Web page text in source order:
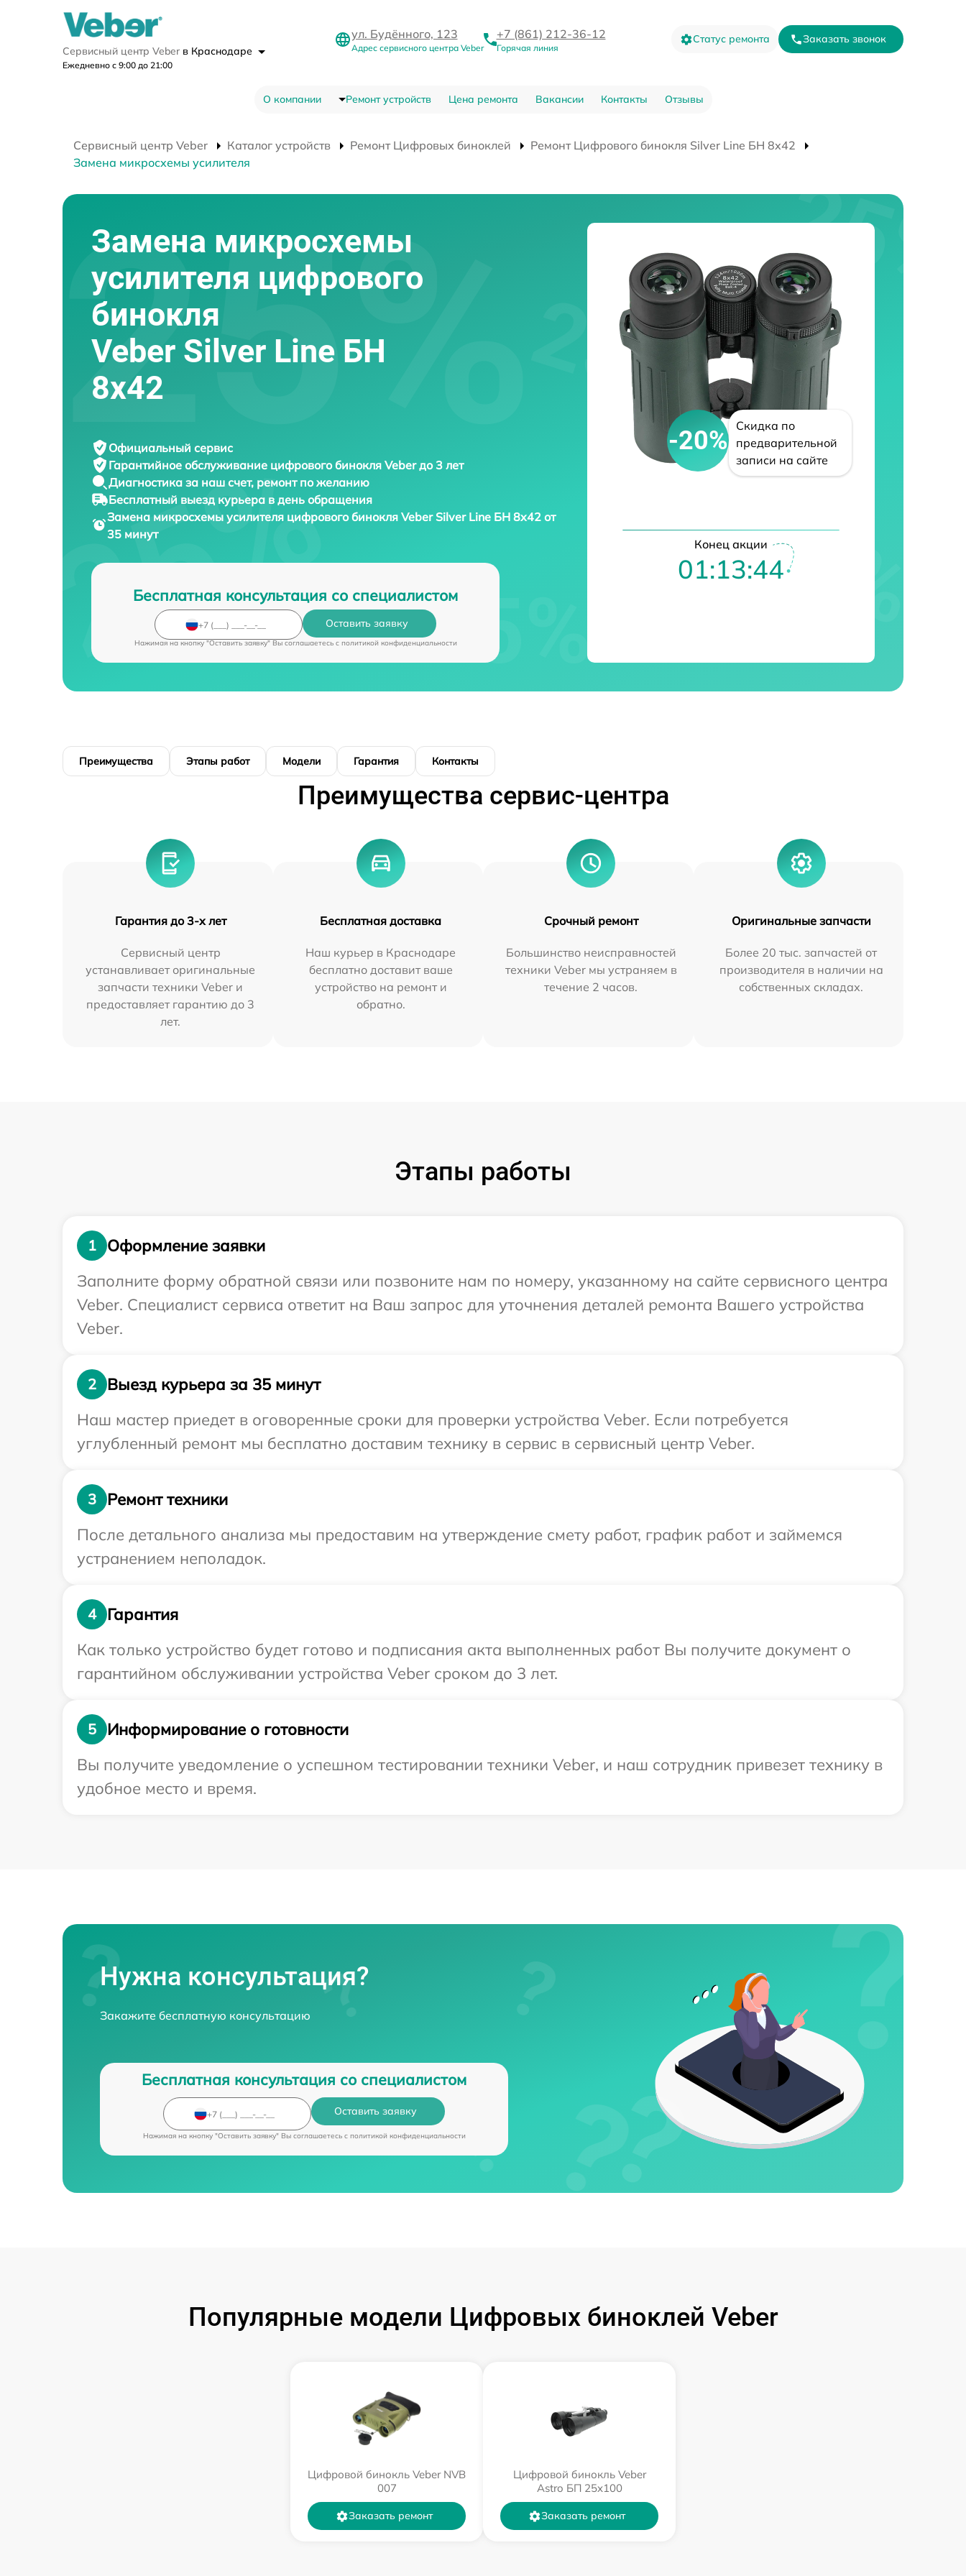
Сервисный центр Veber в Краснодаре
Ежедневно с 9:00 до 21:00
ул. Будённого, 123
Адрес сервисного центра Veber
+7 (861) 212-36-12
Горячая линия
Статус ремонта Заказать звонок
О компании Ремонт устройств Цена ремонта Вакансии Контакты Отзывы
Сервисный центр Veber Каталог устройств Ремонт Цифровых биноклей
Ремонт Цифрового бинокля Silver Line БН 8x42
Замена микросхемы усилителя
Замена микросхемы
усилителя цифрового
бинокля
Veber Silver Line БН
8x42
Официальный сервис
Гарантийное обслуживание цифрового бинокля Veber до 3 лет
Диагностика за наш счет, ремонт по желанию
Бесплатный выезд курьера в день обращения
Замена микросхемы усилителя цифрового бинокля Veber Silver Line БН 8x42 от
35 минут
Бесплатная консультация со специалистом
Оставить заявку
Нажимая на кнопку "Оставить заявку" Вы соглашаетесь c политикой конфиденциальности
-20%
Скидка по
предварительной
записи на сайте
Конец акции
01:13:42
Преимущества Этапы работ Модели Гарантия Контакты
Преимущества сервис-центра
Гарантия до 3-х лет
Сервисный центр
устанавливает оригинальные
запчасти техники Veber и
предоставляет гарантию до 3
лет.
Бесплатная доставка
Наш курьер в Краснодаре
бесплатно доставит ваше
устройство на ремонт и
обратно.
Срочный ремонт
Большинство неисправностей
техники Veber мы устраняем в
течение 2 часов.
Оригинальные запчасти
Более 20 тыс. запчастей от
производителя в наличии на
собственных складах.
Этапы работы
1
Оформление заявки
Заполните форму обратной связи или позвоните нам по номеру, указанному на сайте сервисного центра
Veber. Специалист сервиса ответит на Ваш запрос для уточнения деталей ремонта Вашего устройства
Veber.
2
Выезд курьера за 35 минут
Наш мастер приедет в оговоренные сроки для проверки устройства Veber. Если потребуется
углубленный ремонт мы бесплатно доставим технику в сервис в сервисный центр Veber.
3
Ремонт техники
После детального анализа мы предоставим на утверждение смету работ, график работ и займемся
устранением неполадок.
4
Гарантия
Как только устройство будет готово и подписания акта выполненных работ Вы получите документ о
гарантийном обслуживании устройства Veber сроком до 3 лет.
5
Информирование о готовности
Вы получите уведомление о успешном тестировании техники Veber, и наш сотрудник привезет технику в
удобное место и время.
Нужна консультация?
Закажите бесплатную консультацию
Бесплатная консультация со специалистом
Оставить заявку
Нажимая на кнопку "Оставить заявку" Вы соглашаетесь c политикой конфиденциальности
Популярные модели Цифровых биноклей Veber
Цифровой бинокль Veber NVB
007
Заказать ремонт
Цифровой бинокль Veber
Astro БП 25x100
Заказать ремонт